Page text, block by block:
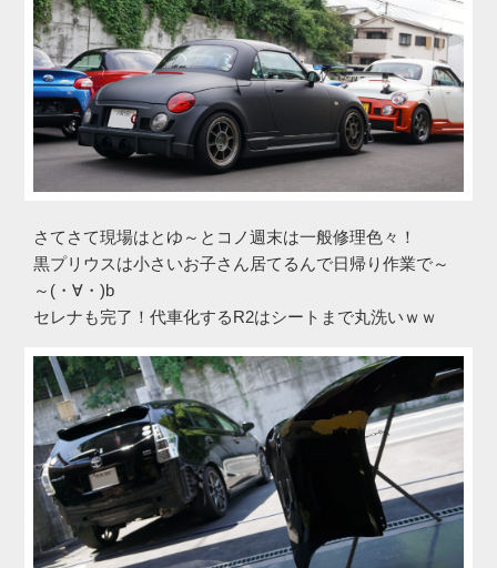
さてさて現場はとゆ～とコノ週末は一般修理色々！
黒プリウスは小さいお子さん居てるんで日帰り作業で～
～(・∀・)b
セレナも完了！代車化するR2はシートまで丸洗いｗｗ